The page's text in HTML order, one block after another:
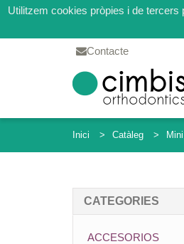
Utilitzem cookies pròpies i de
Contacte
Inici Catàleg
CATEGORIES
ACCESORIOS